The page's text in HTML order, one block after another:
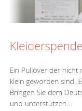
Kleiderspende
Ein Pullover der nicht
klein geworden sind.
Bringen Sie dem
und unterstützen...